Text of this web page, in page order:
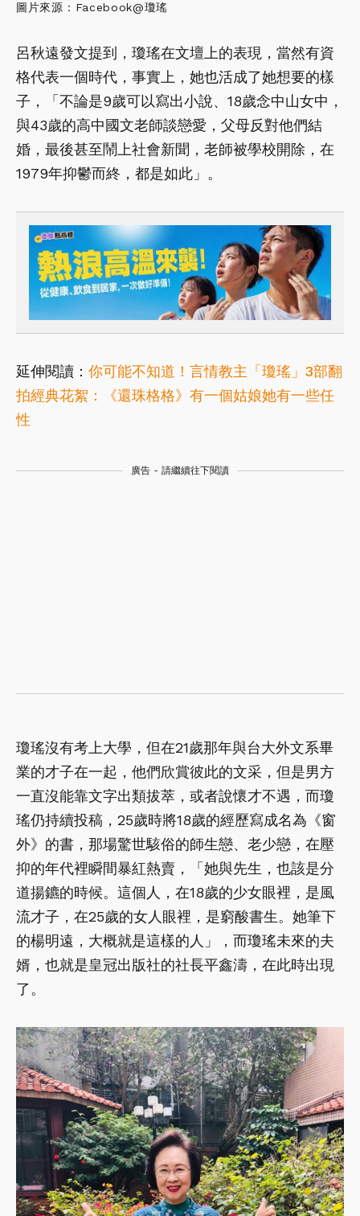
圖片來源：Facebook@瓊瑤
呂秋遠發文提到，瓊瑤在文壇上的表現，當然有資
格代表一個時代，事實上，她也活成了她想要的樣
子，「不論是9歲可以寫出小說、18歲念中山女中，
與43歲的高中國文老師談戀愛，父母反對他們結
婚，最後甚至鬧上社會新聞，老師被學校開除，在
1979年抑鬱而終，都是如此」。
延伸閱讀： 你可能不知道！言情教主「瓊瑤」3部翻
拍經典花絮：《還珠格格》有一個姑娘她有一些任
性
廣告 - 請繼續往下閱讀
瓊瑤沒有考上大學，但在21歲那年與台大外文系畢
業的才子在一起，他們欣賞彼此的文采，但是男方
一直沒能靠文字出類拔萃，或者說懷才不遇，而瓊
瑤仍持續投稿，25歲時將18歲的經歷寫成名為《窗
外》的書，那場驚世駭俗的師生戀、老少戀，在壓
抑的年代裡瞬間暴紅熱賣，「她與先生，也該是分
道揚鑣的時候。這個人，在18歲的少女眼裡，是風
流才子，在25歲的女人眼裡，是窮酸書生。她筆下
的楊明遠，大概就是這樣的人」，而瓊瑤未來的夫
婿，也就是皇冠出版社的社長平鑫濤，在此時出現
了。